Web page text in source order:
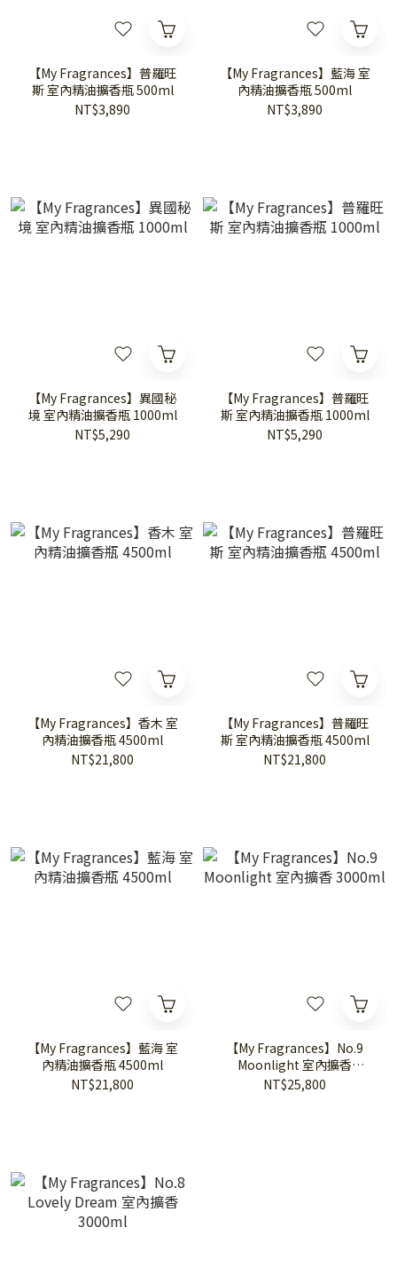
【My Fragrances】普羅旺
斯 室內精油擴香瓶 500ml
NT$3,890
【My Fragrances】藍海 室
內精油擴香瓶 500ml
NT$3,890
【My Fragrances】異國秘
境 室內精油擴香瓶 1000ml
NT$5,290
【My Fragrances】普羅旺
斯 室內精油擴香瓶 1000ml
NT$5,290
【My Fragrances】香木 室
內精油擴香瓶 4500ml
NT$21,800
【My Fragrances】普羅旺
斯 室內精油擴香瓶 4500ml
NT$21,800
【My Fragrances】藍海 室
內精油擴香瓶 4500ml
NT$21,800
【My Fragrances】No.9
Moonlight 室內擴香
3000ml
NT$25,800